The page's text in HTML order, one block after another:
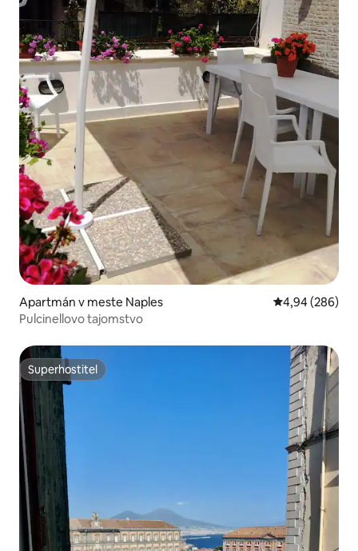
Apartmán v meste Naples Priemerné
4,94 (286)
Pulcinellovo tajomstvo
Superhostiteľ
Superhostiteľ